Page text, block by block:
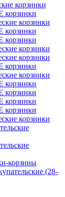
корзинки
корзинки
корзинки
корзинки
корзинки
корзинки
корзины
(28-